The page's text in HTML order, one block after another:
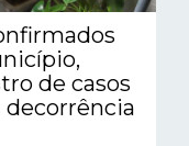
de casos